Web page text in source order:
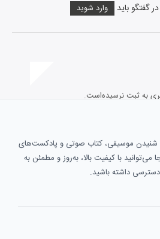
گفتگو باید وارد شوید
به ثبت نرسیده‌است.
شنیدن موسیقی، کتاب صوتی و پادکست‌های
با کیفیت بالا، به‌روز و مطمئن به
داشته باشید.